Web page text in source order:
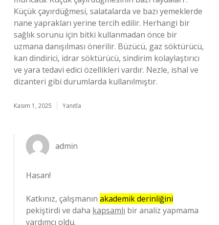
Küçük çayırdüğmesi, salatalarda ve bazı yemeklerde
nane yaprakları yerine tercih edilir. Herhangi bir
sağlık sorunu için bitki kullanmadan önce bir
uzmana danışılması önerilir. Büzücü, gaz söktürücü,
kan dindirici, idrar söktürücü, sindirim kolaylaştırıcı
ve yara tedavi edici özellikleri vardır. Nezle, ishal ve
dizanteri gibi durumlarda kullanılmıştır.
Kasım 1, 2025 Yanıtla
admin
Hasan!
Katkınız, çalışmanın akademik derinliğini
pekiştirdi ve daha kapsamlı bir analiz yapmama
yardımcı oldu.